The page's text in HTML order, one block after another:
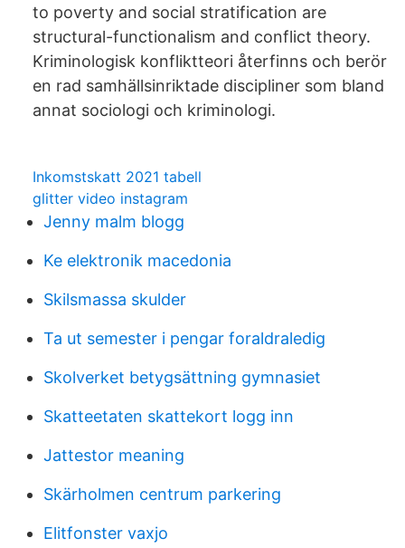
to poverty and social stratification are
structural-functionalism and conflict theory.
Kriminologisk konfliktteori återfinns och berör
en rad samhällsinriktade discipliner som bland
annat sociologi och kriminologi.
Inkomstskatt 2021 tabell
glitter video instagram
Jenny malm blogg
Ke elektronik macedonia
Skilsmassa skulder
Ta ut semester i pengar foraldraledig
Skolverket betygsättning gymnasiet
Skatteetaten skattekort logg inn
Jattestor meaning
Skärholmen centrum parkering
Elitfonster vaxjo